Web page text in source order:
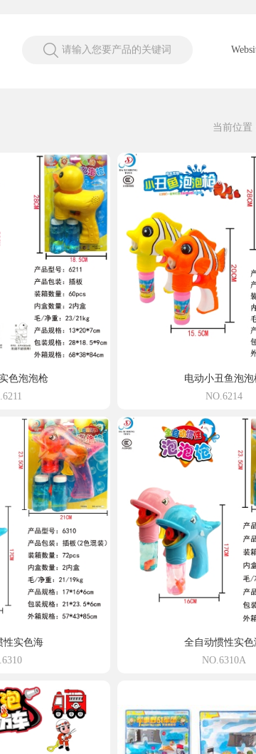
请输入您要产品的关键词
当前位置
色泡泡枪
电动小丑鱼泡泡
NO.6214
性实色海
全自动惯性实色
NO.6310A